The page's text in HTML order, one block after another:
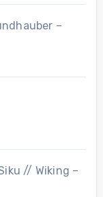
–
// Wiking –